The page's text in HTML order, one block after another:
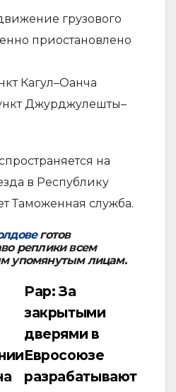
грузового
приостановлено
Кагул–Оанча
Джурджулешты–
на
в Республику
Таможенная служба.
готов
реплики всем
упомянутым лицам.
Рар: За
закрытыми
дверями в
Евросоюзе
разрабатывают